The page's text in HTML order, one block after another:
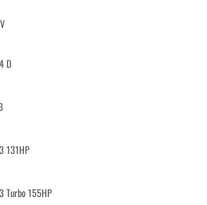
D
131HP
Turbo 155HP